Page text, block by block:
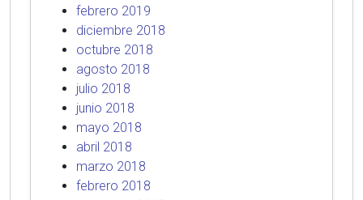
febrero 2019
diciembre 2018
octubre 2018
agosto 2018
julio 2018
junio 2018
mayo 2018
abril 2018
marzo 2018
febrero 2018